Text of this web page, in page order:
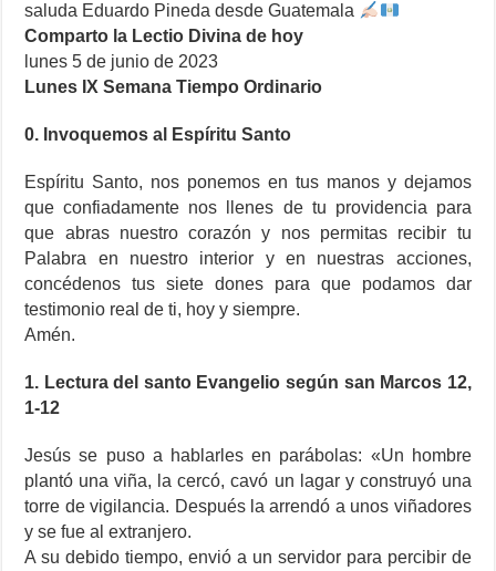
saluda Eduardo Pineda desde Guatemala
Comparto la Lectio Divina de hoy
lunes 5 de junio de 2023
Lunes IX Semana Tiempo Ordinario
0. Invoquemos al Espíritu Santo
Espíritu Santo, nos ponemos en tus manos y dejamos
que confiadamente nos llenes de tu providencia para
que abras nuestro corazón y nos permitas recibir tu
Palabra en nuestro interior y en nuestras acciones,
concédenos tus siete dones para que podamos dar
testimonio real de ti, hoy y siempre.
Amén.
1. Lectura del santo Evangelio según san Marcos 12,
1-12
Jesús se puso a hablarles en parábolas: «Un hombre
plantó una viña, la cercó, cavó un lagar y construyó una
torre de vigilancia. Después la arrendó a unos viñadores
y se fue al extranjero.
A su debido tiempo, envió a un servidor para percibir de